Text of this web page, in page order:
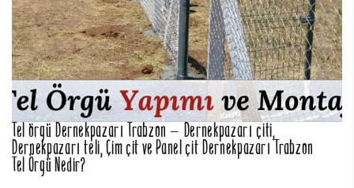
Tel örgü Dernekpazarı Trabzon – Dernekpazarı çiti,
Dernekpazarı teli, Çim çit ve Panel çit Dernekpazarı Trabzon
Tel Örgü Nedir?